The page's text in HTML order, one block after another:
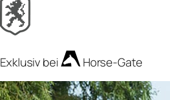
Exklusiv bei Horse-Gate